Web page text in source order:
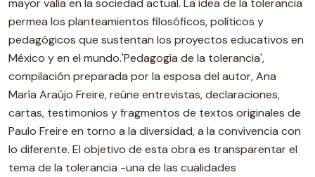
mayor valía en la sociedad actual. La idea de la tolerancia
permea los planteamientos filosóficos, políticos y
pedagógicos que sustentan los proyectos educativos en
México y en el mundo.'Pedagogía de la tolerancia',
compilación preparada por la esposa del autor, Ana
María Araújo Freire, reúne entrevistas, declaraciones,
cartas, testimonios y fragmentos de textos originales de
Paulo Freire en torno a la diversidad, a la convivencia con
lo diferente. El objetivo de esta obra es transparentar el
tema de la tolerancia -una de las cualidades